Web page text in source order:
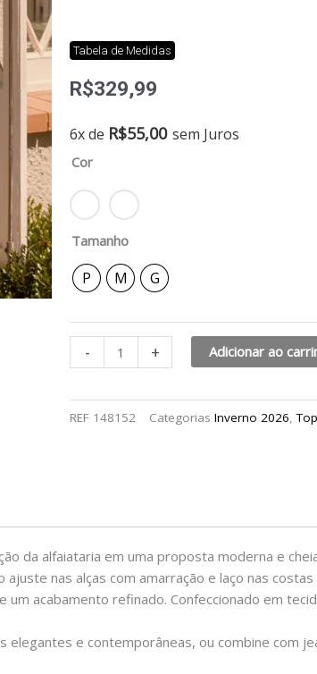
Tabela de Medidas
R$329,99
6x de R$55,00 sem Juros
Cor
Tamanho
P M G
-
Cropped
quantidade
+ Adicionar ao
REF 148152 Categorias Inverno 2026,
da alfaiataria em uma proposta moderna e
nas alças com amarração e laço nas
acabamento refinado. Confeccionado em
e contemporâneas, ou combine com